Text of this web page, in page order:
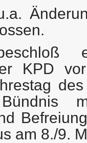
KPD
am 8./9.